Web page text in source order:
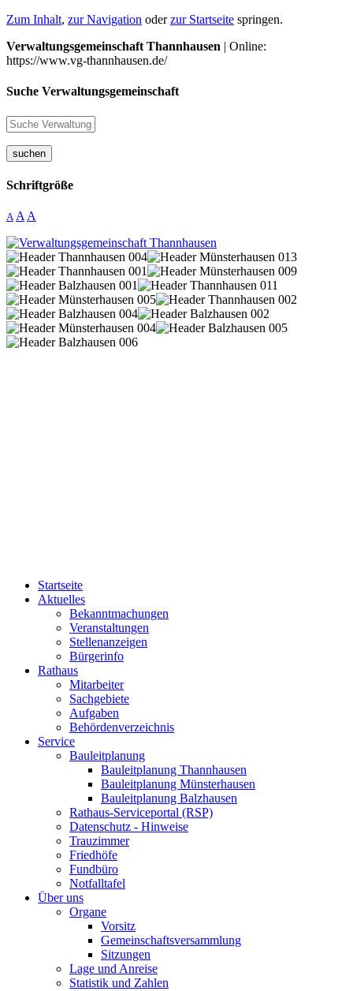
Zum Inhalt, zur Navigation oderzur Startseite springen.
Verwaltungsgemeinschaft Thannhausen | Online:
https://www.vg-thannhausen.de/
Suche Verwaltungsgemeinschaft
suchen
Schriftgröße
A A A
Startseite
Aktuelles
Bekanntmachungen
Veranstaltungen
Stellenanzeigen
Bürgerinfo
Rathaus
Mitarbeiter
Sachgebiete
Aufgaben
Behördenverzeichnis
Service
Bauleitplanung
Bauleitplanung Thannhausen
Bauleitplanung Münsterhausen
Bauleitplanung Balzhausen
Rathaus-Serviceportal (RSP)
Datenschutz - Hinweise
Trauzimmer
Friedhöfe
Fundbüro
Notfalltafel
Über uns
Organe
Vorsitz
Gemeinschaftsversammlung
Sitzungen
Lage und Anreise
Statistik und Zahlen